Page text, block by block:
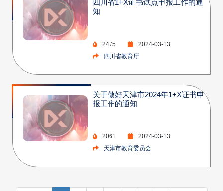
四川省1+X证书试点申报工作的通
知
2475
2024-03-13
四川省教育厅
关于做好天津市2024年1+X证书申
报工作的通知
2061
2024-03-13
天津市教育委员会